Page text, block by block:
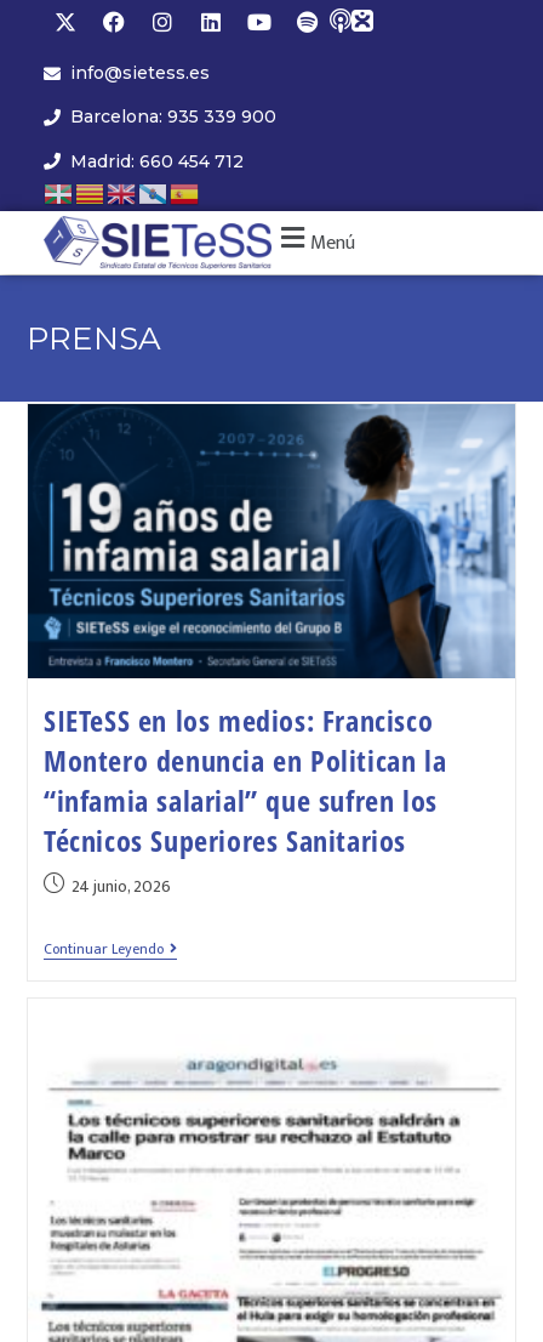
info@sietess.es
Barcelona: 935 339 900
Madrid: 660 454 712
Menú
PRENSA
SIETeSS en los medios: Francisco
Montero denuncia en Politican la
“infamia salarial” que sufren los
Técnicos Superiores Sanitarios
24 junio, 2026
Continuar Leyendo